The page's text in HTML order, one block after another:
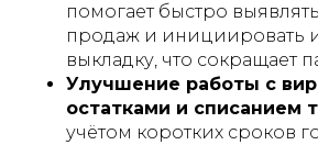
помогает быстро
продаж и инициировать
выкладку, что сокращает
Улучшение работы с
остатками и списанием
учётом коротких сроков